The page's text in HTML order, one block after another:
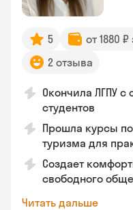
5 от 1880
2 отзыва
Окончила ЛГПУ с
студентов
Прошла курсы
туризма для
Создает
свободного
Читать дальше